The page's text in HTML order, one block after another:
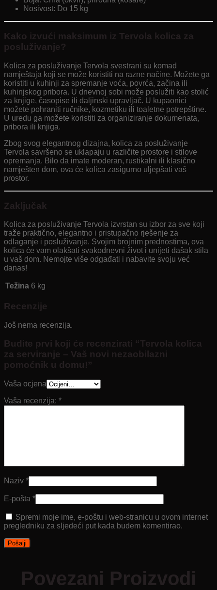
Nosivost: Do 15 kg
Kako izvući maksimum iz Tervola kolica za
posluživanje?
Kolica za posluživanje Tervola svestrani su komad
namještaja koji se može koristiti na razne načine. Možete ga
koristiti u kuhinji za spremanje voća, povrća, začina ili
kuhinjskog pribora. U dnevnoj sobi može poslužiti kao stolić
za knjige, časopise ili daljinski upravljač. U kupaonici
možete pohraniti ručnike, kozmetiku ili toaletne potrepštine.
U uredu ga možete koristiti za organiziranje dokumenata,
pribora ili knjiga.
Zbog svog elegantnog dizajna, kolica za posluživanje
Tervola savršeno se uklapaju u različite prostore i stilove
opremanja. Bilo da imate moderan, rustikalni ili klasično
namješten dom, ova će kolica zasigurno uljepšati vaš
prostor.
Zaključak
Kolica za posluživanje Tervola izvrstan su izbor za sve koji
traže praktično, elegantno i pristupačno rješenje za
odlaganje i posluživanje. Svojim brojnim prednostima, ova
kolica će vam olakšati svakodnevni život i unijeti dašak stila
u vaš dom. Nemojte više odgađati i nabavite svoju već
danas!
Težina 6 kg
Recenzije
Još nema recenzija.
Budite prvi koji će recenzirati “Tervola kolica
za serviranje – Vaš novi nezaobilazni
pomoćnik u domu!”
Vaša ocjena
Vaša recenzija: *
Naziv *
E-pošta *
Spremi moje ime, e-poštu i web-stranicu u ovom internet
pregledniku za sljedeći put kada budem komentirao.
Povezani Proizvodi